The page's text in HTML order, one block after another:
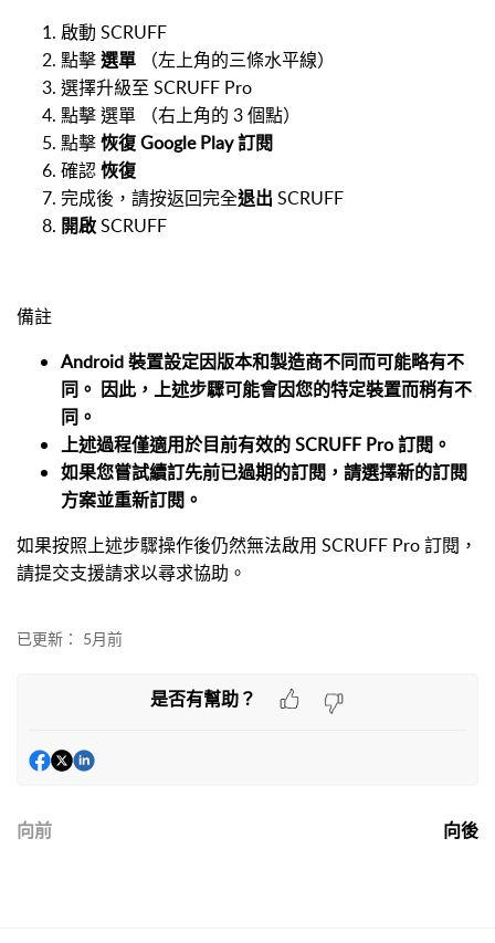
啟動 SCRUFF
點擊選單
（左上角的三條水平線）
選擇升級至 SCRUFF Pro
點擊 選單 （右上角的 3 個點）
點擊恢復 Google Play 訂閱
確認恢復
完成後，請按返回完全退出 SCRUFF
開啟SCRUFF
備註
Android 裝置設定因版本和製造商不同而可能略有不
同。 因此，上述步驟可能會因您的特定裝置而稍有不
同。
上述過程僅適用於目前有效的 SCRUFF Pro 訂閱。
如果您嘗試續訂先前已過期的訂閱，請選擇新的訂閱
方案並重新訂閱。
如果按照上述步驟操作後仍然無法啟用 SCRUFF Pro 訂閱，
請提交支援請求以尋求協助。
已更新： 5月前
是否有幫助？
向前 向後